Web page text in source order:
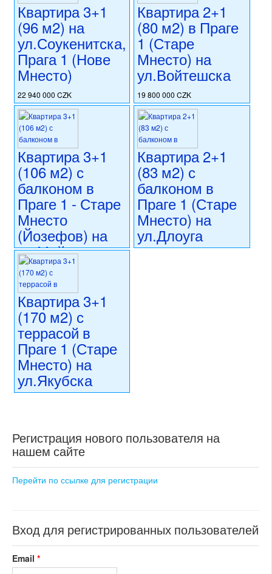
Квартира 3+1
(96 м2) на
ул.Соукенитска,
Прага 1 (Нове
Мнесто)
22 940 000 CZK
регион:Прага 1
раздел: квартиры
состояние: после
реконструкции
номер объекта: 20767
Квартира 2+1
(80 м2) в Праге
1 (Старе
Мнесто) на
ул.Войтешска
19 800 000 CZK
регион:Прага 1
раздел: квартиры
состояние: после
реконструкции
номер объекта:20765
Квартира 3+1
(106 м2) с
балконом в
Праге 1 - Старе
Мнесто
(Йозефов) на
ул.Майзелова
27 990 000 CZK
регион:Прага 1
раздел: квартиры
состояние: стандарт
номер объекта: 20684
Квартира 2+1
(83 м2) с
балконом в
Праге 1 (Старе
Мнесто) на
ул.Длоуга
Квартира 3+1
(170 м2) с
террасой в
Праге 1 (Старе
Мнесто) на
ул.Якубска
состояние: стандарт
номер объекта:20421
Регистрация нового пользователя на
нашем сайте
Перейти по ссылке для регистрации
Вход для регистрированных пользователей
Email *